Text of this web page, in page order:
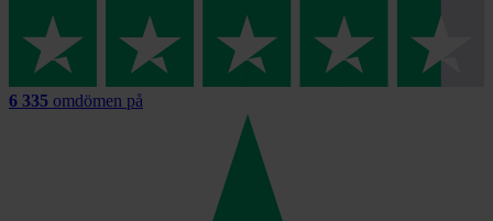
6 335 omdömen på